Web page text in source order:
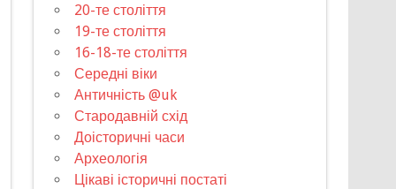
20-те століття
19-те століття
16-18-те століття
Середні віки
Античність @uk
Стародавній схід
Доісторичні часи
Археологія
Цікаві історичні постаті